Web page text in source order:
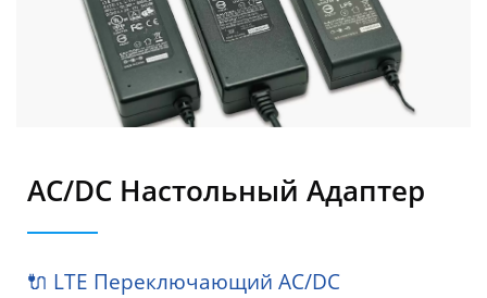
AC/DC Настольный Адаптер
🔌 LTE Переключающий AC/DC